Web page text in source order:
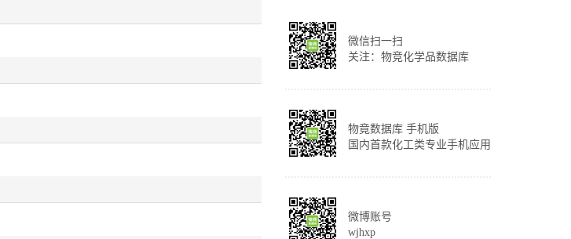
微信扫一扫
关注：物竞化学品数据库
物竟数据库 手机版
国内首款化工类专业手机应用
微博账号
wjhxp